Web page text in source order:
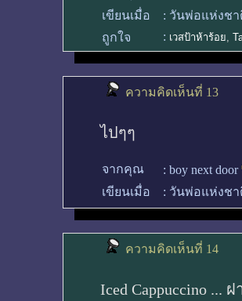
เขียนเมื่อ
: วันพ่อแห่งชา
ถูกใจ
: เวสป้าห้าร้อย,
ความคิดเห็นที่ 13
ไปๆๆ
จากคุณ : boy next door
เขียนเมื่อ
: วันพ่อแห่งชา
ความคิดเห็นที่ 14
Iced Cappuccino ...